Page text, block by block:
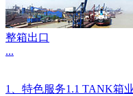
整箱出口
...
1、特色服务1.1 TANK箱